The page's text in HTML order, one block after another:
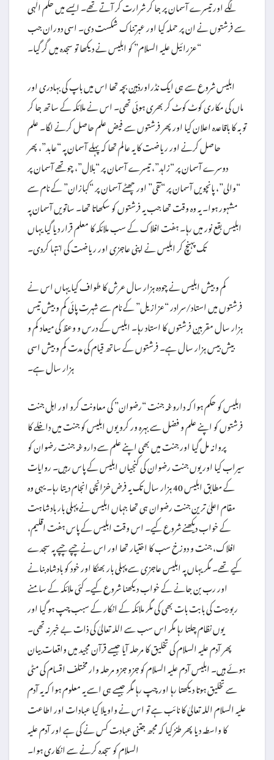
لگے اور تیسرے آسمان پر جا کر شرارت کر آتے تھے۔ ایسے میں حکم الٰہی
سے فرشتوں نے ان پر حملہ کیا اور عبرتناک شکست دی۔ اسی دوران جب
“عزرائیل علیہ السلام” کو ابلیس نے دیکھا تو سجدہ میں گر گیا۔
ابلیس شروع سے ہی ایک نڈراورذہین بچہ تھا اس میں باپ کی بہادری اور
ماں کی مکاری کوٹ کوٹ کر بھری ہوئی تھی۔ اس نے ملائکہ کے ساتھ جا کر
توبہ کا باقاعدہ اعلان کیا اور پھر فرشتوں سے فیض علم حاصل کرنے لگا۔ علم
حاصل کرنے اور ریاضت کا یہ عالم تھا کہ پہلے آسمان پہ “عابد”، پھر
دوسرے آسمان پر “زاہد”، تیسرے آسمان پر “بلال”، چوتھے آسمان پر
“والی”، پانچویں آسمان پر “تقی” اور چھٹے آسمان پر “کبازان” کے نام سے
مشہور ہوا۔ یہ وہ وقت تھا جب یہ فرشتوں کو سکھاتا تھا۔ ساتویں آسمان پہ
ابلیس بقع نور میں رہا۔ ہفت افلاک کے سب ملائکہ کا معلم قرار دیا گیا یہاں
تک پہنچ کر ابلیس نے اپنی عاجزی اور ریاضت کی انتہا کردی۔
کم و بیش ابلیس نے چودہ ہزار سال عرش کا طواف کیا یہاں اس نے
فرشتوں میں استاد/سرادر “عزازیل” کے نام سے شہرت پائی کم و بیش تیس
ہزار سال مقربین فرشتوں کا استاد رہا۔ ابلیس کے درس و وعظ کی میعاد کم و
بیش بیس ہزار سال ہے۔ فرشتوں کے ساتھ قیام کی مدت کم و بیش اسی
ہزار سال ہے۔
ابلیس کو حکم ہوا کہ داروغہ جنت “رضوان” کی معاونت کرو اور اہل جنت
فرشتوں کو اپنے علم و فضل سے بہرہ ور کرو یوں ابلیس کو جنت میں داخلے کا
پروانہ مل گیا اور جنت میں بھی اپنے علم سے داروغہ جنت رضوان کو
سیراب کیا اور یوں جنت رضوان کی کنجیاں ابلیس کے پاس رہیں۔ روایات
کے مطابق ابلیس 40 ہزار سال تک یہ فرض خزانچی انجام دیتا رہا۔ یہی وہ
مقام اعلیٰ ترین جنت رضوان ہی تھا جہاں ابلیس نے پہلی بار بادشاہت
کے خواب دیکھنے شروع کیے۔ اس وقت ابلیس کے پاس ہفت اقلیم،
افلاک، جنت و دوزخ سب کا اختیار تھا اور اس نے چپے چپے پہ سجدے
کیے تھے۔ مگر یہاں پہ ابلیس عاجزی سے پہلی بار بھٹکا اور خود کو بادشاہ بنانے
اور رب بن جانے کے خواب دیکھنا شروع کیے۔ کئی ملائکہ کے سامنے
ربوبیت کی بابت بات بھی کی مگر ملائکہ کے انکار کے سبب چپ ہو گیا اور
یوں نظام چلتا رہا مگر اس سب سے اللہ تعالیٰ کی ذات بے خبر نہ تھی۔
پھر آدم علیہ السلام کی تخلیق کا مرحلہ آیا جیسے قرآن مجید میں واقعات بیان
ہوئے ہیں۔ ابلیس آدم علیہ السلام کو جزو جزو مرحلہ وار مختلف اقسام کی مٹی
سے تخلیق ہوتا دیکھتا رہا اور چپ رہا مگر جیسے ہی اسے یہ معلوم ہوا کہ یہ آدم
علیہ السلام اللہ تعالیٰ کا نائب ہے تو اس نے واویلا کیا عبادات اور اطاعت
کا واسطہ دیا پھر طنز کیا کہ مجھ جتنی عبادت کس نے کی ہے اور آدم علیہ
السلام کو سجدہ کرنے سے انکاری ہوا۔